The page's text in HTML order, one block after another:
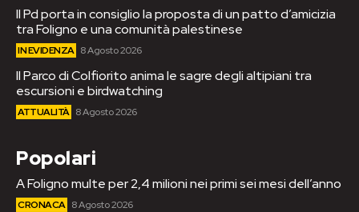
Il Pd porta in consiglio la proposta di un patto d’amicizia
tra Foligno e una comunità palestinese
IN EVIDENZA 8 Agosto 2026
Il Parco di Colfiorito anima le sagre degli altipiani tra
escursioni e birdwatching
ATTUALITÀ 8 Agosto 2026
Popolari
A Foligno multe per 2,4 milioni nei primi sei mesi dell’anno
CRONACA 8 Agosto 2026